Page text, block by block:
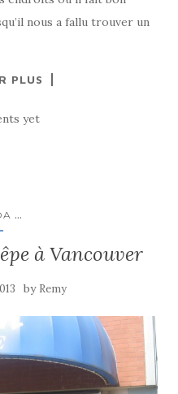
nous a fallu trouver un
PLUS
yet
...
à Vancouver
by Remy